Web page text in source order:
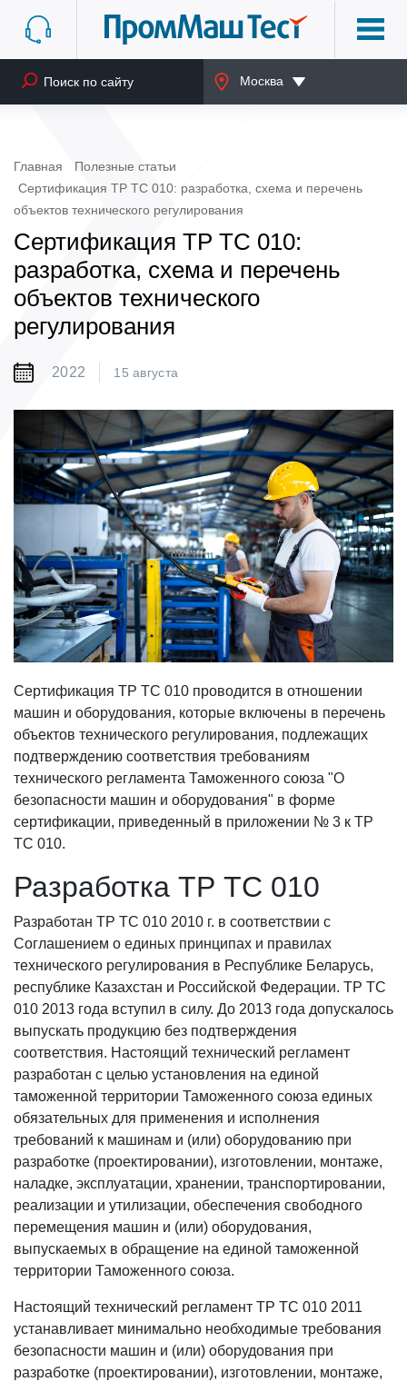
Москва
Главная
Полезные статьи
Сертификация ТР ТС 010: разработка, схема и перечень
объектов технического регулирования
Сертификация ТР ТС 010:
разработка, схема и перечень
объектов технического
регулирования
2022 15 августа
Сертификация ТР ТС 010 проводится в отношении
машин и оборудования, которые включены в перечень
объектов технического регулирования, подлежащих
подтверждению соответствия требованиям
технического регламента Таможенного союза "О
безопасности машин и оборудования" в форме
сертификации, приведенный в приложении № 3 к ТР
ТС 010.
Разработка ТР ТС 010
Разработан ТР ТС 010 2010 г. в соответствии с
Соглашением о единых принципах и правилах
технического регулирования в Республике Беларусь,
республике Казахстан и Российской Федерации. ТР ТС
010 2013 года вступил в силу. До 2013 года допускалось
выпускать продукцию без подтверждения
соответствия. Настоящий технический регламент
разработан с целью установления на единой
таможенной территории Таможенного союза единых
обязательных для применения и исполнения
требований к машинам и (или) оборудованию при
разработке (проектировании), изготовлении, монтаже,
наладке, эксплуатации, хранении, транспортировании,
реализации и утилизации, обеспечения свободного
перемещения машин и (или) оборудования,
выпускаемых в обращение на единой таможенной
территории Таможенного союза.
Настоящий технический регламент ТР ТС 010 2011
устанавливает минимально необходимые требования
безопасности машин и (или) оборудования при
разработке (проектировании), изготовлении, монтаже,